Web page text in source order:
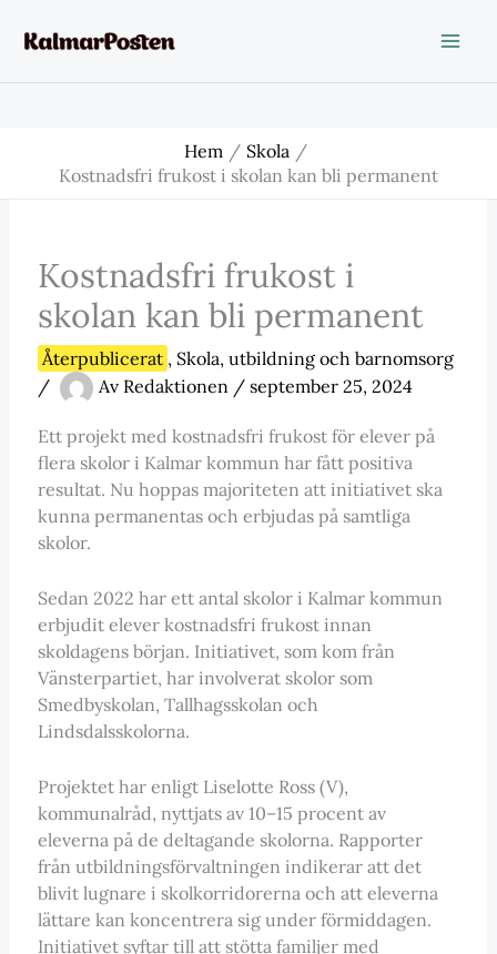
Hem
Skola
Kostnadsfri frukost i skolan kan bli permanent
Kostnadsfri frukost i
skolan kan bli permanent
Återpublicerat , Skola, utbildning och barnomsorg
/
Av Redaktionen / september 25, 2024
Ett projekt med kostnadsfri frukost för elever på
flera skolor i Kalmar kommun har fått positiva
resultat. Nu hoppas majoriteten att initiativet ska
kunna permanentas och erbjudas på samtliga
skolor.
Sedan 2022 har ett antal skolor i Kalmar kommun
erbjudit elever kostnadsfri frukost innan
skoldagens början. Initiativet, som kom från
Vänsterpartiet, har involverat skolor som
Smedbyskolan, Tallhagsskolan och
Lindsdalsskolorna.
Projektet har enligt Liselotte Ross (V),
kommunalråd, nyttjats av 10–15 procent av
eleverna på de deltagande skolorna. Rapporter
från utbildningsförvaltningen indikerar att det
blivit lugnare i skolkorridorerna och att eleverna
lättare kan koncentrera sig under förmiddagen.
Initiativet syftar till att stötta familjer med